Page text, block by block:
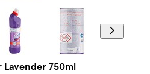
Lavender 750ml